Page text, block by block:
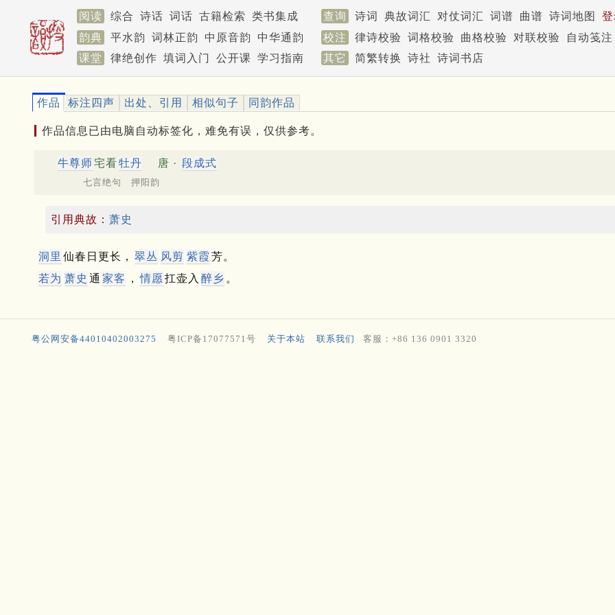
阅读 综合 诗话 词话 古籍检索 类书集成 查询 诗词 典故词汇 对仗词汇 词谱 曲谱 诗词地图
韵典
平水韵 词林正韵 中原音韵 中华通韵 校注 律诗校验 词格校验 曲格校验 对联校验
自动笺注
课堂
律绝创作 填词入门 公开课 学习指南 其它 简繁转换 诗社 诗词书店
作品 标注四声 出处、引用 相似句子 同韵作品
作品信息已由电脑自动标签化，难免有误，仅供参考。
牛尊师宅看牡丹 唐 · 段成式
七言绝句 押阳韵
引用典故： 萧史
洞里 仙春日更长， 翠丛 风剪 紫霞 芳。
若为 萧史 通 家客 ， 情愿 扛壶入 醉乡 。
粤公网安备44010402003275 粤ICP备17077571号 关于本站 联系我们 客服：+86 136 0901 3320